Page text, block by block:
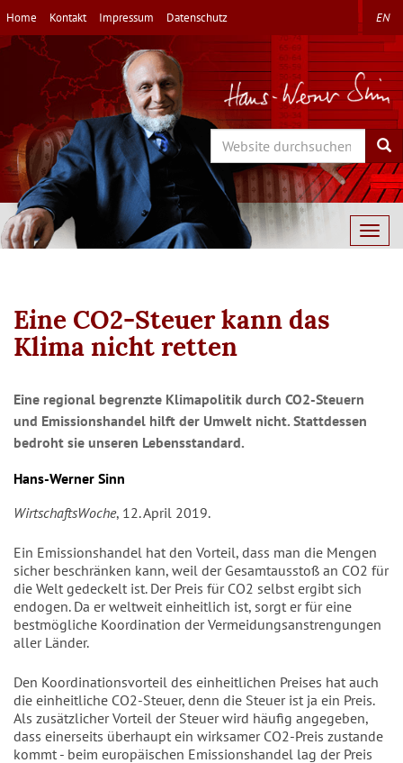
Direkt
zum
Inhalt
Home Kontakt Impressum Datenschutz EN
Search
Eine CO2-Steuer kann das
Klima nicht retten
Eine regional begrenzte Klimapolitik durch CO2-Steuern
und Emissionshandel hilft der Umwelt nicht. Stattdessen
bedroht sie unseren Lebensstandard.
Hans-Werner Sinn
WirtschaftsWoche, 12. April 2019.
Ein Emissionshandel hat den Vorteil, dass man die Mengen
sicher beschränken kann, weil der Gesamtausstoß an CO2 für
die Welt gedeckelt ist. Der Preis für CO2 selbst ergibt sich
endogen. Da er weltweit einheitlich ist, sorgt er für eine
bestmögli­che Koordination der Vermeidungsan­strengungen
aller Länder.
Den Koordinationsvorteil des einheit­lichen Preises hat auch
die einheitliche CO2-Steuer, denn die Steuer ist ja ein Preis.
Als zusätzlicher Vorteil der Steuer wird häufig angegeben,
dass einerseits über­haupt ein wirksamer CO2-Preis zustande
kommt - beim europäischen Emissions­handel lag der Preis